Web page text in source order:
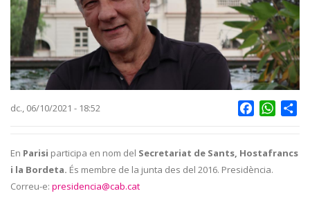
dc., 06/10/2021 - 18:52 Facebook
En Parisi participa en nom del Secretariat de Sants, Hostafrancs
i la Bordeta. És membre de la junta des del 2016. Presidència.
Correu-e: presidencia@cab.cat